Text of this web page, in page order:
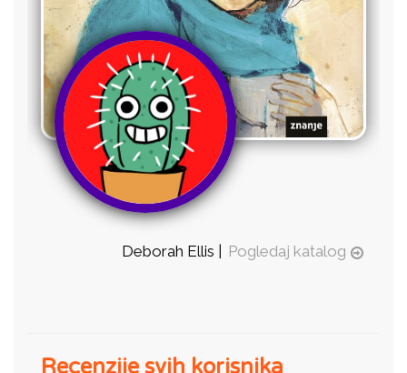
Deborah Ellis | Pogledaj katalog
Recenzije svih korisnika